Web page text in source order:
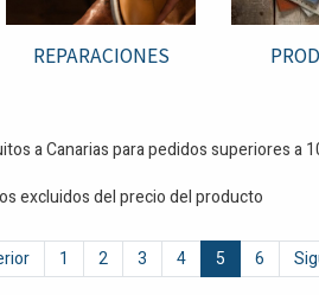
REPARACIONES
a Canarias para pedidos superiores a
excluidos del precio del producto
1 2 3 4 5 6